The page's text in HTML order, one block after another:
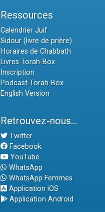
Ressources
Calendrier Juif
Sidour (livre de prière)
Horaires de Chabbath
Livres Torah-Box
Inscription
Podcast Torah-Box
English Version
Retrouvez-nous...
Twitter
Facebook
YouTube
WhatsApp
WhatsApp Femmes
Application iOS
Application Android